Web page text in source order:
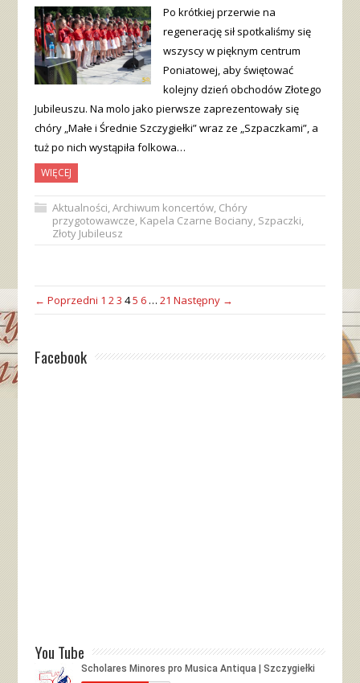
Po krótkiej przerwie na
regenerację sił spotkaliśmy się
wszyscy w pięknym centrum
Poniatowej, aby świętować
kolejny dzień obchodów Złotego
Jubileuszu. Na molo jako pierwsze zaprezentowały się
chóry „Małe i Średnie Szczygiełki” wraz ze „Szpaczkami”, a
tuż po nich wystąpiła folkowa…
WIĘCEJ
Aktualności,Archiwum koncertów, Chóry
przygotowawcze, Kapela Czarne Bociany, Szpaczki,
Złoty Jubileusz
← Poprzedni 1 23 45 6 … 21 Następny →
Facebook
You Tube